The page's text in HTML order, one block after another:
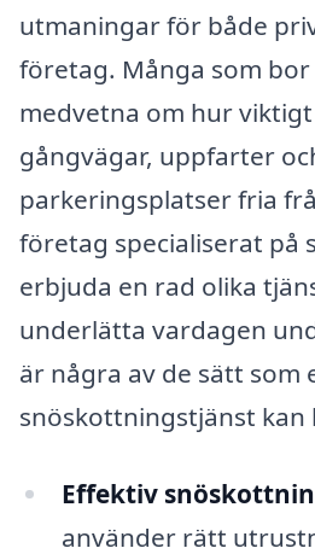
utmaningar för både
företag. Många som
medvetna om hur
gångvägar, uppfarter
parkeringsplatser fria
företag specialiserat på
erbjuda en rad olika
underlätta vardagen
är några av de sätt som
snöskottningstjänst kan
Effektiv
använder rätt